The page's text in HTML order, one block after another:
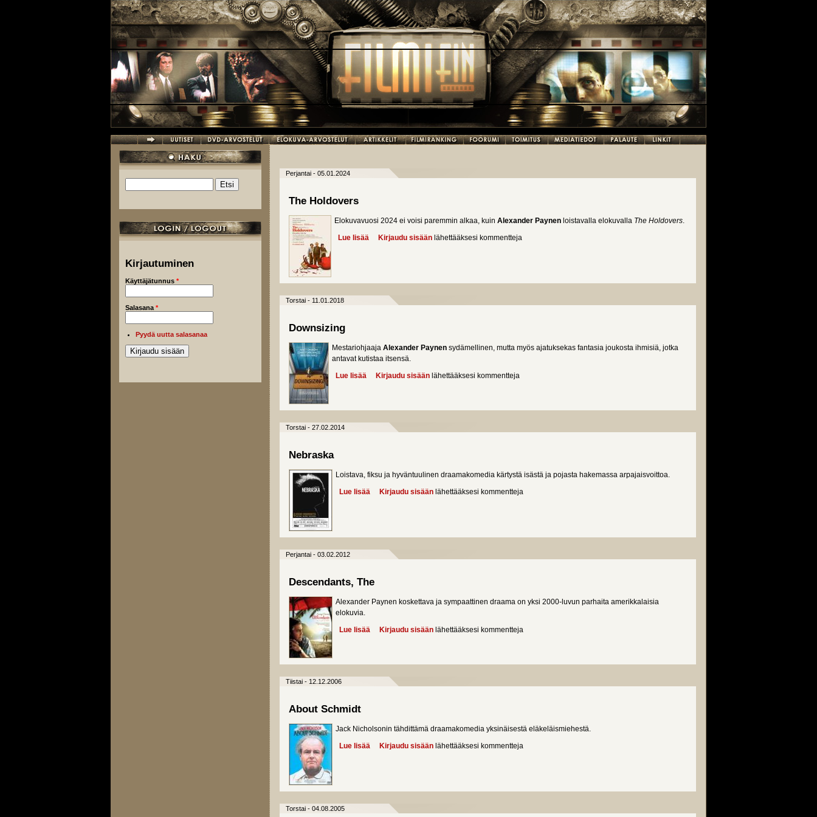
Hakulomake
Kirjautuminen
Käyttäjätunnus *
Salasana *
Pyydä uutta salasanaa
Perjantai - 05.01.2024
The Holdovers
Elokuvavuosi 2024 ei voisi paremmin alkaa, kuin Alexander Paynen loistavalla elokuvalla The Holdovers.
Lue lisää about The Holdovers
Kirjaudu sisään lähettääksesi kommentteja
Torstai - 11.01.2018
Downsizing
Mestariohjaaja Alexander Paynen sydämellinen, mutta myös ajatuksekas fantasia joukosta ihmisiä, jotka
antavat kutistaa itsensä.
Lue lisää about Downsizing
Kirjaudu sisään lähettääksesi kommentteja
Torstai - 27.02.2014
Nebraska
Loistava, fiksu ja hyväntuulinen draamakomedia kärtystä isästä ja pojasta hakemassa arpajaisvoittoa.
Lue lisää about Nebraska
Kirjaudu sisään lähettääksesi kommentteja
Perjantai - 03.02.2012
Descendants, The
Alexander Paynen koskettava ja sympaattinen draama on yksi 2000-luvun parhaita amerikkalaisia
elokuvia.
Lue lisää about Descendants, The
Kirjaudu sisään lähettääksesi kommentteja
Tiistai - 12.12.2006
About Schmidt
Jack Nicholsonin tähdittämä draamakomedia yksinäisestä eläkeläismiehestä.
Lue lisää about About Schmidt
Kirjaudu sisään lähettääksesi kommentteja
Torstai - 04.08.2005